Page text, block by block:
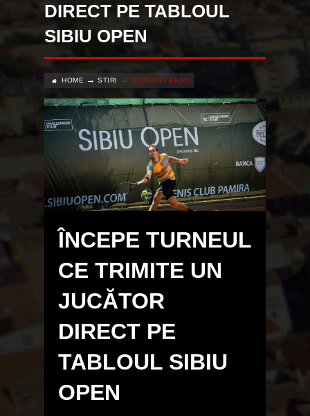
DIRECT PE TABLOUL
SIBIU OPEN
HOME STIRI CURRENT PAGE
ÎNCEPE TURNEUL
CE TRIMITE UN
JUCĂTOR
DIRECT PE
TABLOUL SIBIU
OPEN